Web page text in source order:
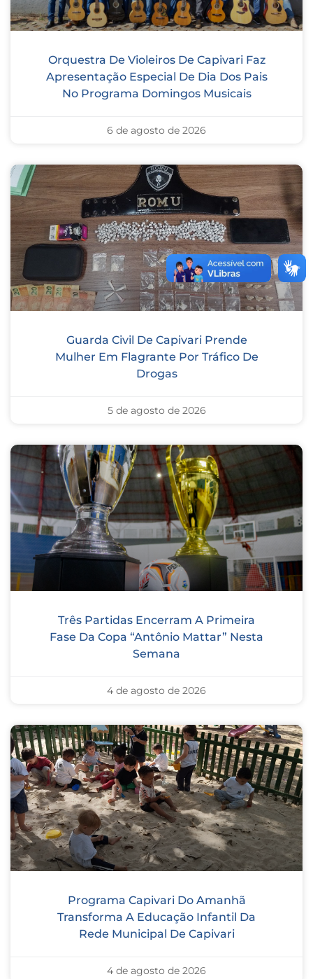
Orquestra De Violeiros De Capivari Faz
Apresentação Especial De Dia Dos Pais
No Programa Domingos Musicais
6 de agosto de 2026
Guarda Civil De Capivari Prende
Mulher Em Flagrante Por Tráfico De
Drogas
5 de agosto de 2026
Três Partidas Encerram A Primeira
Fase Da Copa “Antônio Mattar” Nesta
Semana
4 de agosto de 2026
Programa Capivari Do Amanhã
Transforma A Educação Infantil Da
Rede Municipal De Capivari
4 de agosto de 2026